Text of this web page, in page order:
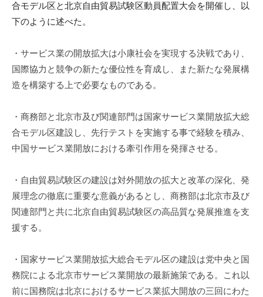
合モデル区と北京自由貿易試験区動員配置大会を開催し、 以
下のように述べた。
・サービス業の開放拡大は小康社会を実現する決戦であり、
国際協力と競争の新たな優位性を育成し、
また新たな発展構
造を構築する上で必要なものである。
・ 商務部と北京市及び関連部門は国家サービス業開放拡大総
合モデル区建設し、先行テストを実施する事で経験を積み、
中国サービス業開放における牽引作用を発揮させる。
・自由貿易試験区の建設は対外開放の拡大と改革の深化、 発
展理念の徹底に重要な意義があるとし、 商務部は北京市及び
関連部門と共に北京自由貿易試験区の高品質な発展推進を支
援する。
・ 国家サービス業開放拡大総合モデル区の建設は党中央と国
務院によ る北京市サービス業開放の最新施策である。これ以
前に国務院は北京におけるサービス業拡大開放の三回にわた